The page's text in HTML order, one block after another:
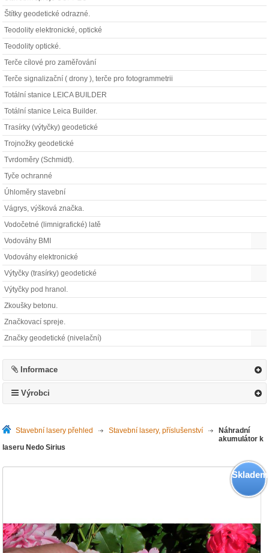
Štítky geodetické odrazné.
Teodolity elektronické, optické
Teodolity optické.
Terče cílové pro zaměřování
Terče signalizační ( drony ), terče pro fotogrammetrii
Totální stanice LEICA BUILDER
Totální stanice Leica Builder.
Trasírky (výtyčky) geodetické
Trojnožky geodetické
Tvrdoměry (Schmidt).
Tyče ochranné
Úhloměry stavební
Vágrys, výšková značka.
Vodočetné (limnigrafické) latě
Vodováhy BMI
Vodováhy elektronické
Výtyčky (trasírky) geodetické
Výtyčky pod hranol.
Zkoušky betonu.
Značkovací spreje.
Značky geodetické (nivelační)
Informace
Výrobci
Stavební lasery přehled >Stavební lasery, příslušenství >Náhradní
akumulátor k
laseru Nedo Sirius
Skladem